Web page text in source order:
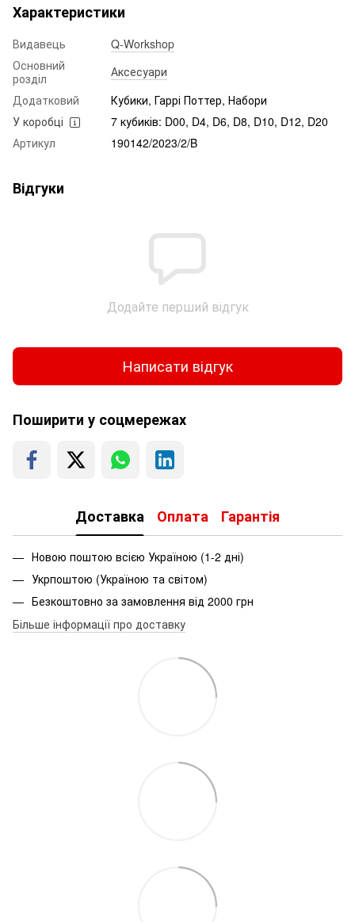
Характеристики
Видавець
Q-Workshop
Основний
розділ
Аксесуари
Додатковий
Кубики, Гаррі Поттер, Набори
У коробці
7 кубиків: D00, D4, D6, D8, D10, D12, D20
Артикул
190142/2023/2/B
Відгуки
Додайте перший відгук
Написати відгук
Поширити у соцмережах
Доставка Оплата Гарантія
Новою поштою всією Україною (1-2 дні)
Укрпоштою (Україною та світом)
Безкоштовно за замовлення від 2000 грн
Більше інформації про доставку